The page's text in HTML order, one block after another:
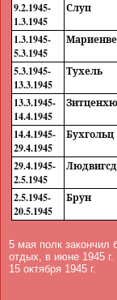
9.2.1945-
1.3.1945
Слуп
1.3.1945-
5.3.1945
5.3.1945-
13.3.1945
Тухель
13.3.1945-
14.4.1945
14.4.1945-
29.4.1945
Бухгольц
29.4.1945-
2.5.1945
2.5.1945-
20.5.1945
Брун
5 мая полк закончил
отдых, в июне 1945
15 октября 1945 г.